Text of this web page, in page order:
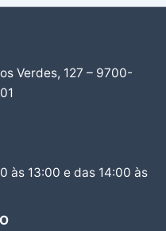
Verdes, 127 – 9700-
às 13:00 e das 14:00 às